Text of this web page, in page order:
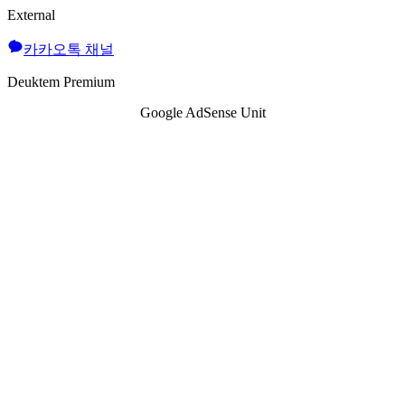
External
카카오톡 채널
Deuktem Premium
Google AdSense Unit